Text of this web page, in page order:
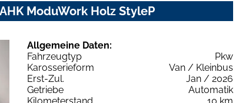
ModuWork Holz StyleP
Allgemeine Daten:
Fahrzeugtyp
Pkw
Karosserieform
Van / Kleinbus
Erst-Zul.
Jan / 2026
Getriebe
Automatik
Kilometerstand
10 km